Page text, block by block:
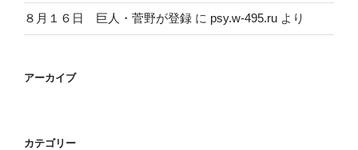
８月１６日 巨人・菅野が登録 に psy.w-495.ru より
アーカイブ
カテゴリー